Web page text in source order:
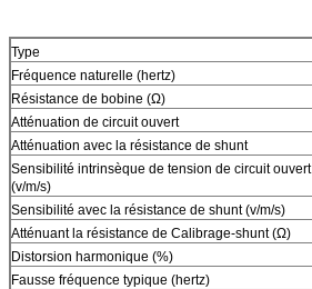
Type
Fréquence naturelle (hertz)
Résistance de bobine (Ω)
Atténuation de circuit ouvert
Atténuation avec la résistance de shunt
Sensibilité intrinsèque de tension de circuit ouvert
(v/m/s)
Sensibilité avec la résistance de shunt (v/m/s)
Atténuant la résistance de Calibrage-shunt (Ω)
Distorsion harmonique (%)
Fausse fréquence typique (hertz)